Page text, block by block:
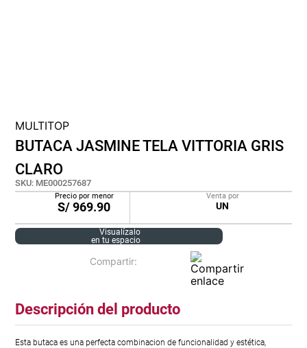
MULTITOP
BUTACA JASMINE TELA VITTORIA GRIS
CLARO
SKU: ME000257687
Precio por menor
S/969.90
Venta por
UN
Visualízalo
en tu espacio
Descripción del producto
Esta butaca es una perfecta combinacion de funcionalidad y estética,